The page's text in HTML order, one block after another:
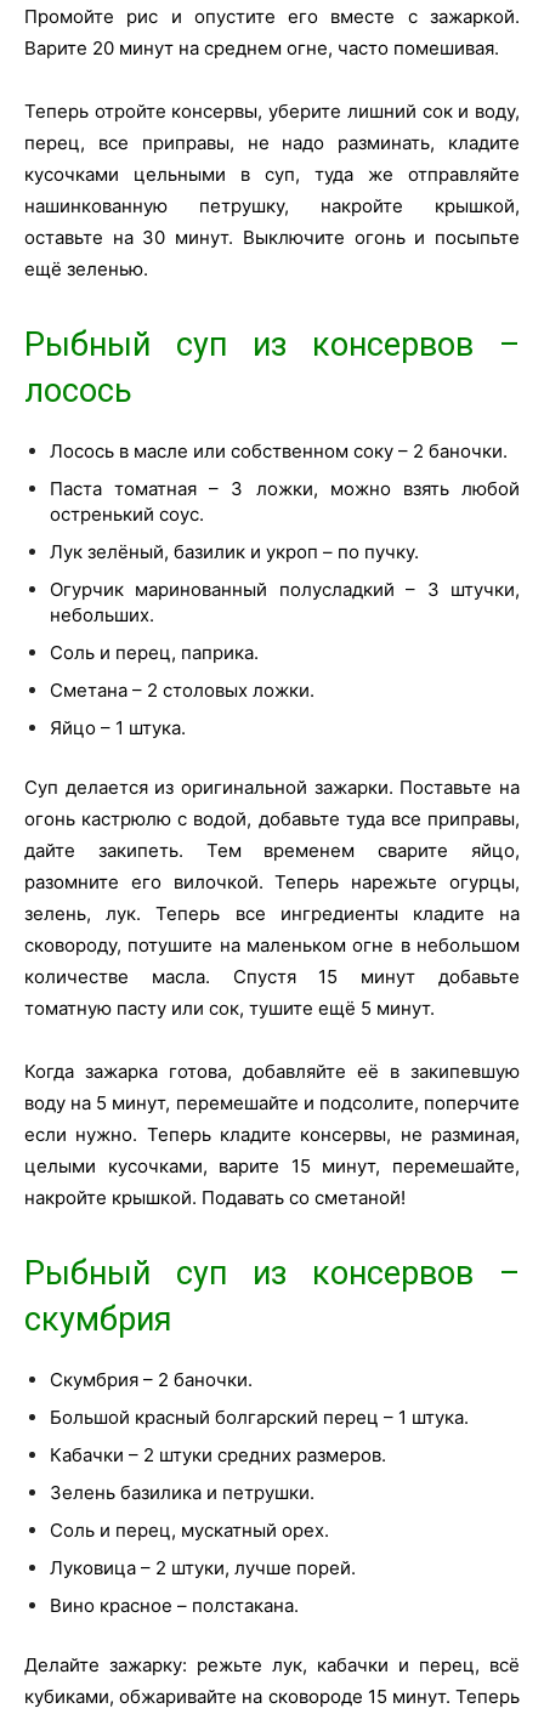
Промойте рис и опустите его вместе с зажаркой.
Варите 20 минут на среднем огне, часто помешивая.
Теперь отройте консервы, уберите лишний сок и воду,
перец, все приправы, не надо разминать, кладите
кусочками цельными в суп, туда же отправляйте
нашинкованную петрушку, накройте крышкой,
оставьте на 30 минут. Выключите огонь и посыпьте
ещё зеленью.
Рыбный суп из консервов –
лосось
Лосось в масле или собственном соку – 2 баночки.
Паста томатная – 3 ложки, можно взять любой
остренький соус.
Лук зелёный, базилик и укроп – по пучку.
Огурчик маринованный полусладкий – 3 штучки,
небольших.
Соль и перец, паприка.
Сметана – 2 столовых ложки.
Яйцо – 1 штука.
Суп делается из оригинальной зажарки. Поставьте на
огонь кастрюлю с водой, добавьте туда все приправы,
дайте закипеть. Тем временем сварите яйцо,
разомните его вилочкой. Теперь нарежьте огурцы,
зелень, лук. Теперь все ингредиенты кладите на
сковороду, потушите на маленьком огне в небольшом
количестве масла. Спустя 15 минут добавьте
томатную пасту или сок, тушите ещё 5 минут.
Когда зажарка готова, добавляйте её в закипевшую
воду на 5 минут, перемешайте и подсолите, поперчите
если нужно. Теперь кладите консервы, не разминая,
целыми кусочками, варите 15 минут, перемешайте,
накройте крышкой. Подавать со сметаной!
Рыбный суп из консервов –
скумбрия
Скумбрия – 2 баночки.
Большой красный болгарский перец – 1 штука.
Кабачки – 2 штуки средних размеров.
Зелень базилика и петрушки.
Соль и перец, мускатный орех.
Луковица – 2 штуки, лучше порей.
Вино красное – полстакана.
Делайте зажарку: режьте лук, кабачки и перец, всё
кубиками, обжаривайте на сковороде 15 минут. Теперь